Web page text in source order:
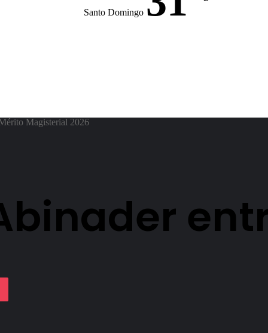
Santo Domingo
Magisterial 2026
Pocket